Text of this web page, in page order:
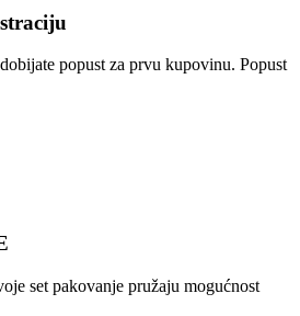
popust za prvu kupovinu. Popust
set pakovanje pružaju mogućnost